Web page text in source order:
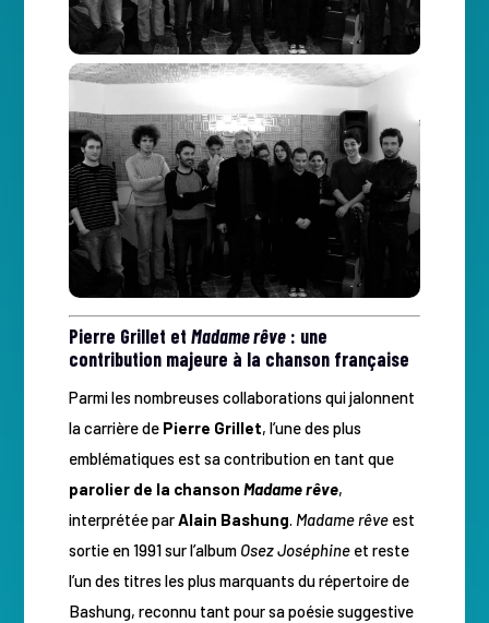
Pierre Grillet et Madame rêve: une
contribution majeure à la chanson française
Parmi les nombreuses collaborations qui jalonnent
la carrière de Pierre Grillet, l’une des plus
emblématiques est sa contribution en tant que
parolier de la chanson Madame rêve,
interprétée parAlain Bashung. Madame rêveest
sortie en 1991 sur l’album Osez Joséphineet reste
l’un des titres les plus marquants du répertoire de
Bashung, reconnu tant pour sa poésie suggestive